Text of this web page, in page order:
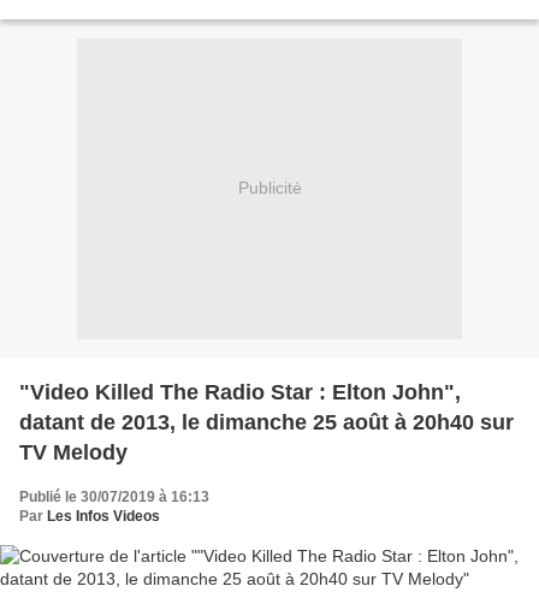
Publicité
"Video Killed The Radio Star : Elton John",
datant de 2013, le dimanche 25 août à 20h40 sur
TV Melody
Publié le 30/07/2019 à 16:13
Par Les Infos Videos